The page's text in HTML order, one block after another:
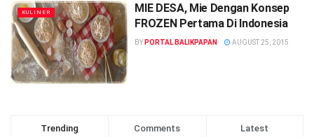
KULINER
MIE DESA, Mie Dengan Konsep
FROZEN Pertama Di Indonesia
BY PORTAL BALIKPAPAN AUGUST 25, 2015
Trending Comments Latest